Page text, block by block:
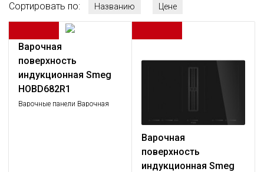
Сортировать по:
Названию Цене
Варочная
поверхность
индукционная Smeg
HOBD682R1
Варочные панели Варочная
Варочная
поверхность
индукционная Smeg